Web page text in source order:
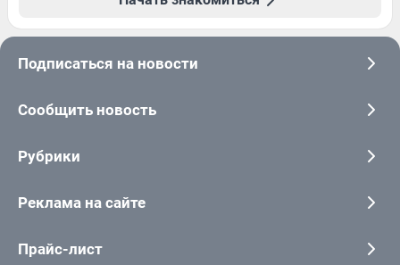
Подписаться на новости
Сообщить новость
Рубрики
Реклама на сайте
Прайс-лист